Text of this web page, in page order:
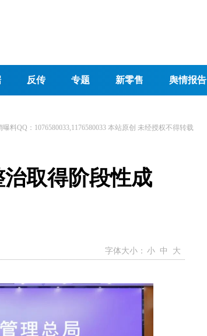
反传 专题 新零售 舆情报告
曝料QQ：1076580033,1176580033 本站原创 未经授权不得转载
取得阶段性成
字体大小： 小 中 大